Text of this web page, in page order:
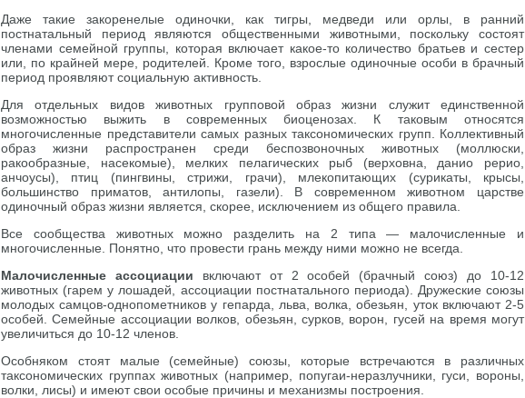
Даже такие закоренелые одиночки, как тигры, медведи или орлы, в ранний
постнатальный период являются общественными животными, поскольку состоят
членами семейной группы, которая включает какое-то количество братьев и сестер
или, по крайней мере, родителей. Кроме того, взрослые одиночные особи в брачный
период проявляют социальную активность.
Для отдельных видов животных групповой образ жизни служит единственной
возможностью выжить в современных биоценозах. К таковым относятся
многочисленные представители самых разных таксономических групп. Коллективный
образ жизни распространен среди беспозвоночных животных (моллюски,
ракообразные, насекомые), мелких пелагических рыб (верховна, данио рерио,
анчоусы), птиц (пингвины, стрижи, грачи), млекопитающих (сурикаты, крысы,
большинство приматов, антилопы, газели). В современном животном царстве
одиночный образ жизни является, скорее, исключением из общего правила.
Все сообщества животных можно разделить на 2 типа — малочисленные и
многочисленные. Понятно, что провести грань между ними можно не всегда.
Малочисленные ассоциации включают от 2 особей (брачный союз) до 10-12
животных (гарем у лошадей, ассоциации постнатального периода). Дружеские союзы
молодых самцов-однопометников у гепарда, льва, волка, обезьян, уток включают 2-5
особей. Семейные ассоциации волков, обезьян, сурков, ворон, гусей на время могут
увеличиться до 10-12 членов.
Особняком стоят малые (семейные) союзы, которые встречаются в различных
таксономических группах животных (например, попугаи-неразлучники, гуси, вороны,
волки, лисы) и имеют свои особые причины и механизмы построения.